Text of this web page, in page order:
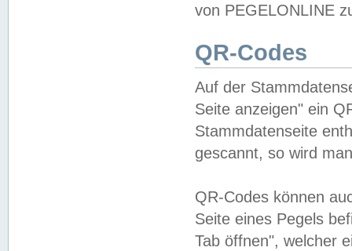
von PEGELONLINE
QR-Codes
Auf der
Seite anzeigen" ein
Stammdatenseite
gescannt, so wird
QR-Codes können
Seite eines Pegels
Tab öffnen", welcher